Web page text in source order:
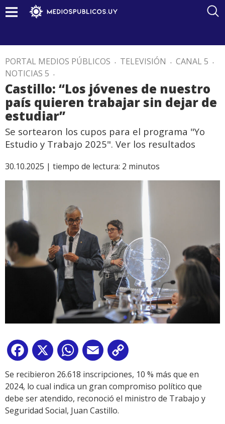
PORTAL MEDIOS PÚBLICOS . TELEVISIÓN . CANAL 5 .
NOTICIAS 5 .
Castillo: “Los jóvenes de nuestro
país quieren trabajar sin dejar de
estudiar”
Se sortearon los cupos para el programa "Yo
Estudio y Trabajo 2025". Ver los resultados
30.10.2025 | tiempo de lectura: 2 minutos
Facebook
X WhatsApp
Email
Link
Se recibieron 26.618 inscripciones, 10 % más que en
2024, lo cual indica un gran compromiso político que
debe ser atendido, reconoció el ministro de Trabajo y
Seguridad Social, Juan Castillo.